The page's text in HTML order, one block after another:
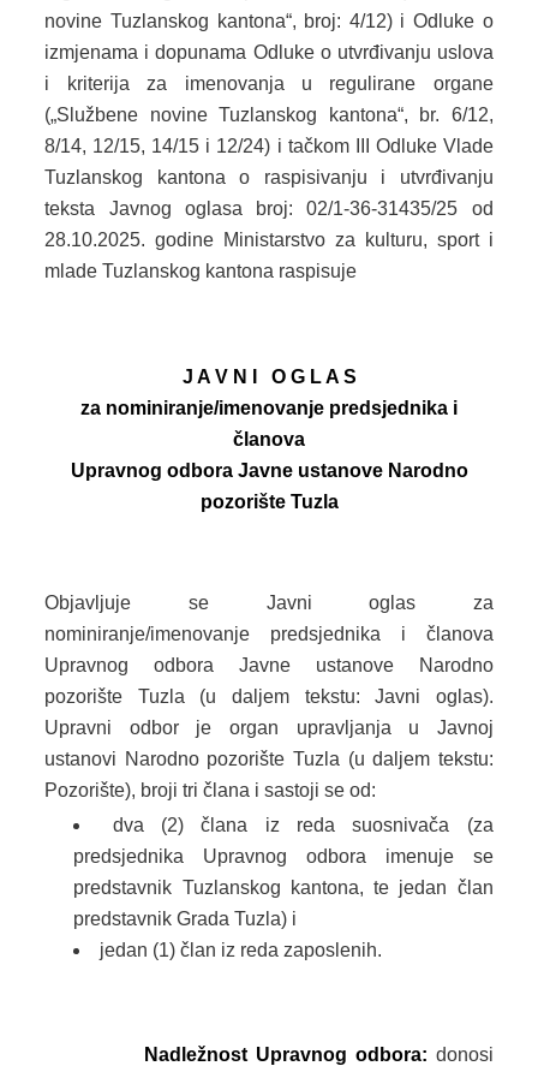
novine Tuzlanskog kantona“, broj: 4/12) i Odluke o
izmjenama i dopunama Odluke o utvrđivanju uslova
i kriterija za imenovanja u regulirane organe
(„Službene novine Tuzlanskog kantona“, br. 6/12,
8/14, 12/15, 14/15 i 12/24) i tačkom III Odluke Vlade
Tuzlanskog kantona o raspisivanju i utvrđivanju
teksta Javnog oglasa broj: 02/1-36-31435/25 od
28.10.2025. godine Ministarstvo za kulturu, sport i
mlade Tuzlanskog kantona raspisuje
J A V N I O G L A S
za nominiranje/imenovanje predsjednika i
članova
Upravnog odbora Javne ustanove Narodno
pozorište Tuzla
Objavljuje se Javni oglas za
nominiranje/imenovanje predsjednika i članova
Upravnog odbora Javne ustanove Narodno
pozorište Tuzla (u daljem tekstu: Javni oglas).
Upravni odbor je organ upravljanja u Javnoj
ustanovi Narodno pozorište Tuzla (u daljem tekstu:
Pozorište), broji tri člana i sastoji se od:
dva (2) člana iz reda suosnivača (za
predsjednika Upravnog odbora imenuje se
predstavnik Tuzlanskog kantona, te jedan član
predstavnik Grada Tuzla) i
jedan (1) član iz reda zaposlenih.
Nadležnost Upravnog odbora: donosi
DOKUMENTI
OSTALO
DOKUMENTI
ZAKONI I PODZAKONSKI AKTI
OBRASCI
ZAŠTITA LIČNIH PODATKAKA
SLOBODA PRISTUPA INFORMACIJAMA
SPORT
MLADI
KONTAKT